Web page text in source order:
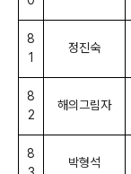
8
1
정진숙
8
2
해의그림자
8
박형석